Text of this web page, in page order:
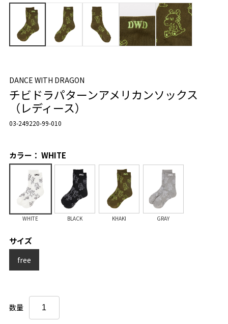
DANCE WITH DRAGON
チビドラパターンアメリカンソックス
（レディース）
03-249220-99-010
カラー： WHITE
WHITE BLACK KHAKI GRAY
サイズ
free
数量